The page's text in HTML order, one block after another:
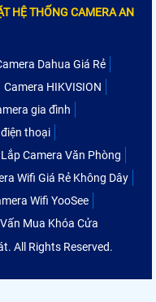
HỆ THỐNG CAMERA AN
Dahua Giá Rẻ
Camera HIKVISION
gia đình
thoại
Lắp Camera Văn Phòng
Wifi Giá Rẻ Không Dây
Wifi YooSee
Mua Khóa Cửa
All Rights Reserved.